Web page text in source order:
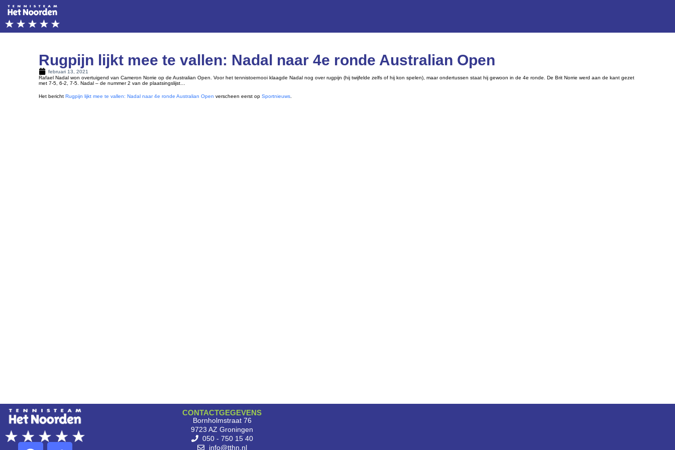
Rugpijn lijkt mee te vallen: Nadal naar 4e ronde Australian Open
februari 13, 2021
Rafael Nadal won overtuigend van Cameron Norrie op de Australian Open. Voor het tennistoernooi klaagde Nadal nog over rugpijn (hij twijfelde zelfs of hij kon spelen), maar ondertussen staat hij gewoon in de 4e ronde. De Brit Norrie werd aan de kant gezet
met 7-5, 6-2, 7-5. Nadal – de nummer 2 van de plaatsingslijst…
Het bericht Rugpijn lijkt mee te vallen: Nadal naar 4e ronde Australian Open verscheen eerst opSportnieuws.
CONTACTGEGEVENS
Bornholmstraat 76
9723 AZ Groningen
050 - 750 15 40
info@tthn.nl